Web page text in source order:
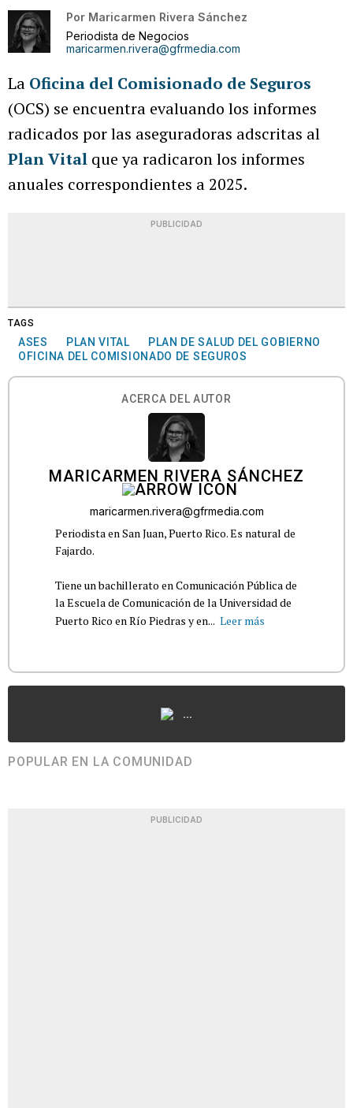
Por Maricarmen Rivera Sánchez
Periodista de Negocios
maricarmen.rivera@gfrmedia.com
La Oficina del Comisionado de Seguros
(OCS) se encuentra evaluando los informes
radicados por las aseguradoras adscritas al
Plan Vital que ya radicaron los informes
anuales correspondientes a 2025.
PUBLICIDAD
TAGS
ASES PLAN VITAL
PLAN DE SALUD DEL GOBIERNO
OFICINA DEL COMISIONADO DE SEGUROS
ACERCA DEL AUTOR
MARICARMEN RIVERA SÁNCHEZ
maricarmen.rivera@gfrmedia.com
Periodista en San Juan, Puerto Rico. Es natural de
Fajardo.
Tiene un bachillerato en Comunicación Pública de
la Escuela de Comunicación de la Universidad de
Puerto Rico en Río Piedras y en... Leer más
...
POPULAR EN LA COMUNIDAD
PUBLICIDAD